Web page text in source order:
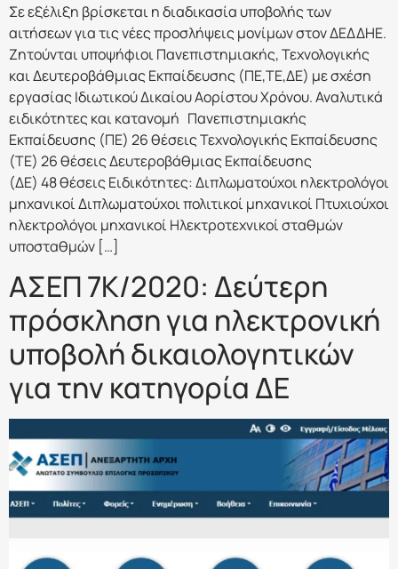
Σε εξέλιξη βρίσκεται η διαδικασία υποβολής των
αιτήσεων για τις νέες προσλήψεις μονίμων στον ΔΕΔΔΗΕ.
Ζητούνται υποψήφιοι Πανεπιστημιακής, Τεχνολογικής
και Δευτεροβάθμιας Εκπαίδευσης (ΠΕ,ΤΕ,ΔΕ) με σχέση
εργασίας Ιδιωτικού Δικαίου Αορίστου Χρόνου. Αναλυτικά
ειδικότητες και κατανομή Πανεπιστημιακής
Εκπαίδευσης (ΠΕ) 26 θέσεις Τεχνολογικής Εκπαίδευσης
(ΤΕ) 26 θέσεις Δευτεροβάθμιας Εκπαίδευσης
(ΔΕ) 48 θέσεις Ειδικότητες: Διπλωματούχοι ηλεκτρολόγοι
μηχανικοί Διπλωματούχοι πολιτικοί μηχανικοί Πτυχιούχοι
ηλεκτρολόγοι μηχανικοί Ηλεκτροτεχνικοί σταθμών
υποσταθμών […]
ΑΣΕΠ 7Κ/2020: Δεύτερη
πρόσκληση για ηλεκτρονική
υποβολή δικαιολογητικών
για την κατηγορία ΔΕ